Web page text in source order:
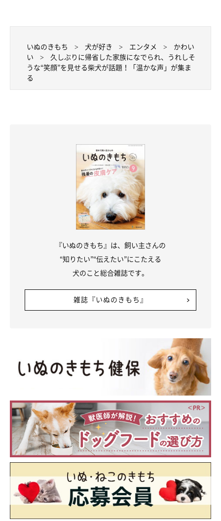
いぬのきもち 犬が好き エンタメ
かわい
い
久しぶりに帰省した家族になでられ、うれしそ
うな“笑顔”を見せる柴犬が話題！「温かな声」が集ま
る
『いぬのきもち』は、飼い主さんの
“知りたい”“伝えたい”にこたえる
犬のこと総合雑誌です。
雑誌『いぬのきもち』